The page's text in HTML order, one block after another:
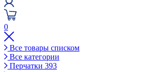
0
Все товары списком
Все категории
Перчатки 393